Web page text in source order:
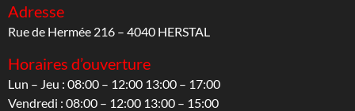
Adresse
Rue de Hermée 216 – 4040 HERSTAL
Horaires d’ouverture
Lun – Jeu : 08:00 – 12:00 13:00 – 17:00
Vendredi : 08:00 – 12:00 13:00 – 15:00